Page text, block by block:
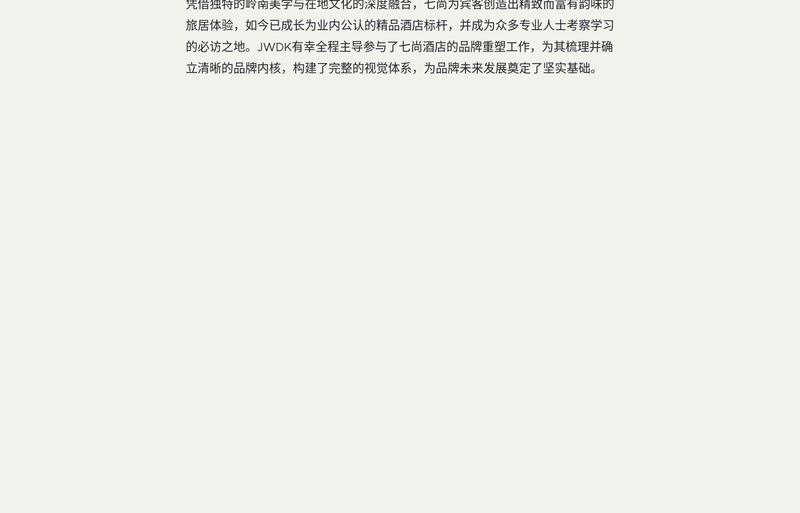
凭借独特的岭南美学与在地文化的深度融合，七尚为宾客创造出精致而富有韵味的
旅居体验，如今已成长为业内公认的精品酒店标杆，并成为众多专业人士考察学习
的必访之地。JWDK有幸全程主导参与了七尚酒店的品牌重塑工作，为其梳理并确
立清晰的品牌内核，构建了完整的视觉体系，为品牌未来发展奠定了坚实基础。